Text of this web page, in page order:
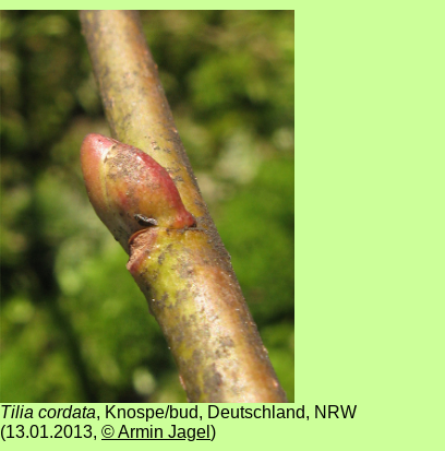
Tilia cordata, Knospe/bud, Deutschland, NRW
(13.01.2013, © Armin Jagel )